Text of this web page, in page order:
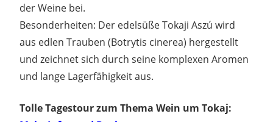
der Weine bei.
Besonderheiten: Der edelsüße Tokaji Aszú wird
aus edlen Trauben (Botrytis cinerea) hergestellt
und zeichnet sich durch seine komplexen Aromen
und lange Lagerfähigkeit aus.
Tolle Tagestour zum Thema Wein um Tokaj: